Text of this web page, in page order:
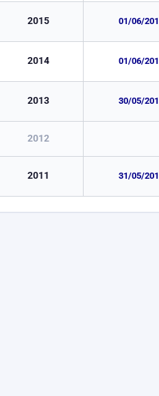
2015 01/06/
2014 01/06/
2013 30/05/
2012
2011 31/05/